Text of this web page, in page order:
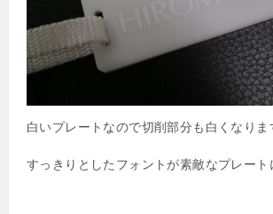
白いプレートなので切削部分も白くなりま
すっきりとしたフォントが素敵なプレート